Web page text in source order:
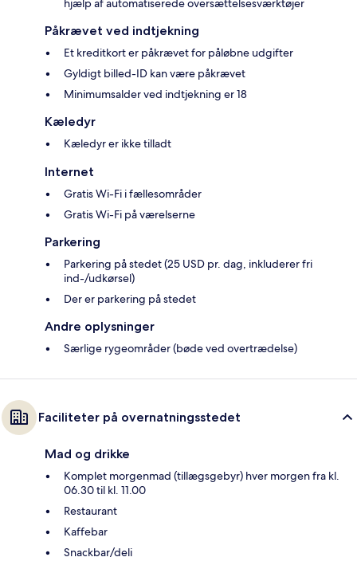
hjælp af automatiserede oversættelsesværktøjer
Påkrævet ved indtjekning
Et kreditkort er påkrævet for påløbne udgifter
Gyldigt billed-ID kan være påkrævet
Minimumsalder ved indtjekning er 18
Kæledyr
Kæledyr er ikke tilladt
Internet
Gratis Wi-Fi i fællesområder
Gratis Wi-Fi på værelserne
Parkering
Parkering på stedet (25 USD pr. dag, inkluderer fri
ind-/udkørsel)
Der er parkering på stedet
Andre oplysninger
Særlige rygeområder (bøde ved overtrædelse)
Faciliteter på overnatningsstedet
Mad og drikke
Komplet morgenmad (tillægsgebyr) hver morgen fra kl.
06.30 til kl. 11.00
Restaurant
Kaffebar
Snackbar/deli